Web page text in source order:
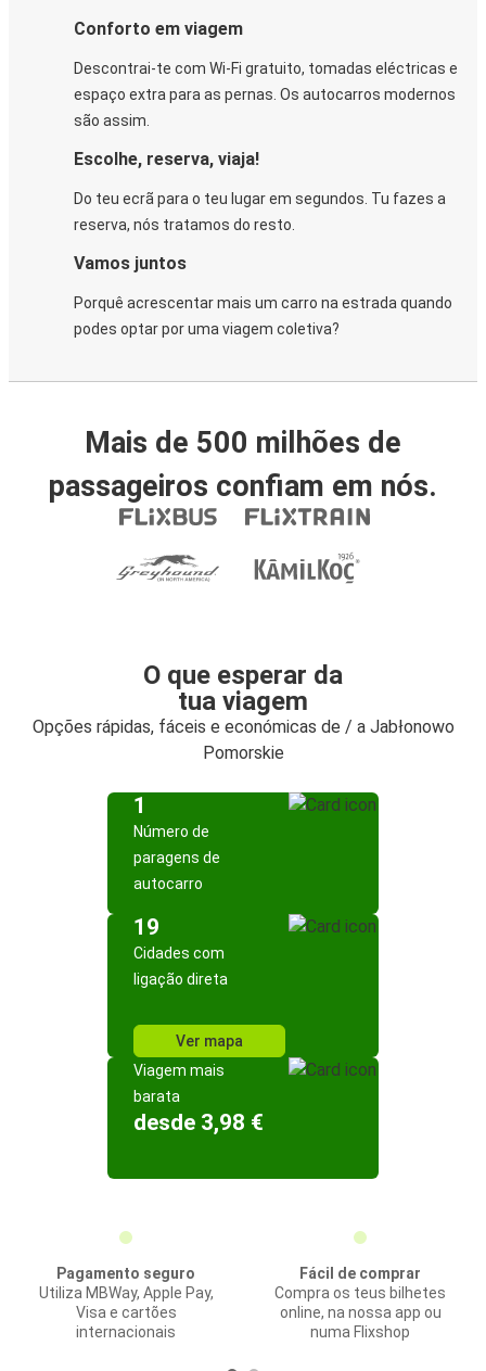
Conforto em viagem
Descontrai-te com Wi-Fi gratuito, tomadas eléctricas e
espaço extra para as pernas. Os autocarros modernos
são assim.
Escolhe, reserva, viaja!
Do teu ecrã para o teu lugar em segundos. Tu fazes a
reserva, nós tratamos do resto.
Vamos juntos
Porquê acrescentar mais um carro na estrada quando
podes optar por uma viagem coletiva?
Mais de 500 milhões de
passageiros confiam em nós.
O que esperar da
tua viagem
Opções rápidas, fáceis e económicas de / a Jabłonowo
Pomorskie
1
Número de
paragens de
autocarro
19
Cidades com
ligação direta
Ver mapa
Viagem mais
barata
desde 3,98 €
Pagamento seguro
Utiliza MBWay, Apple Pay,
Visa e cartões
internacionais
Fácil de comprar
Compra os teus bilhetes
online, na nossa app ou
numa Flixshop